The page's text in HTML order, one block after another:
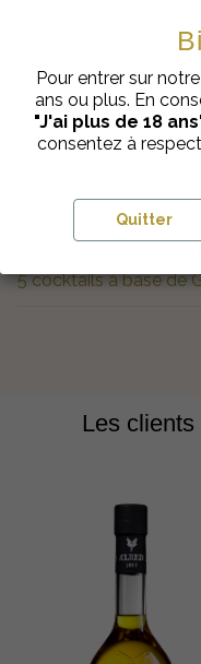
5 cocktails à base de
Les
Pour entrer sur
ans ou plus. En
"J'ai plus de 18
consentez à
Quitter